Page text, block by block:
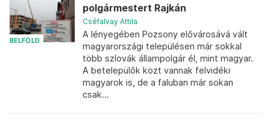
BELFÖLD
polgármestert Rajkán
Cséfalvay Attila
A lényegében Pozsony elővárosává vált
magyarországi településen már sokkal
több szlovák állampolgár él, mint magyar.
A betelepülők közt vannak felvidéki
magyarok is, de a faluban már sokan
csak...